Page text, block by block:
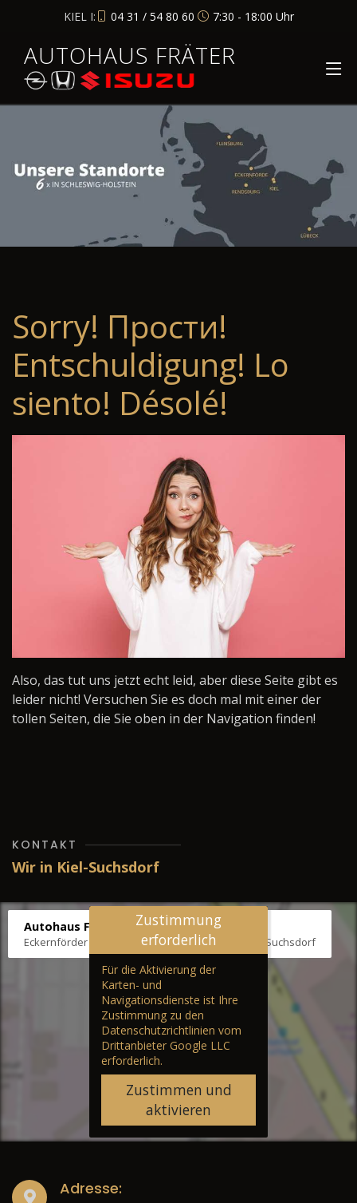
KIEL I: 04 31 / 54 80 60 7:30 - 18:00 Uhr
AUTOHAUS FRÄTER
Sorry! Прости!
Entschuldigung! Lo
siento! Désolé!
Also, das tut uns jetzt echt leid, aber diese Seite gibt es
leider nicht! Versuchen Sie es doch mal mit einer der
tollen Seiten, die Sie oben in der Navigation finden!
KONTAKT
Wir in Kiel-Suchsdorf
Autohaus Fräter
Eckernförder Str. /Klausbrooker Weg 1, 24107 Kiel-Suchsdorf
Zustimmung
erforderlich
Für die Aktivierung der
Karten- und
Navigationsdienste ist Ihre
Zustimmung zu den
Datenschutzrichtlinien vom
Drittanbieter Google LLC
erforderlich.
Zustimmen und
aktivieren
Adresse: